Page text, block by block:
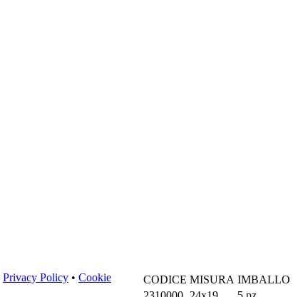
CODICE MISURA IMBALLO
Privacy Policy • Cookie